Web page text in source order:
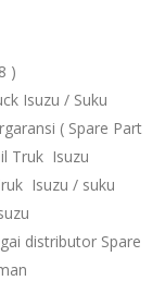
)
Isuzu / Suku
( Spare Part
Truk Isuzu
Isuzu / suku
distributor Spare